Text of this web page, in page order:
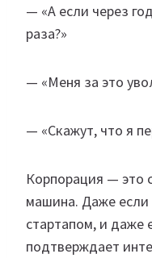
— «А если через
раза?»
— «Меня за это
— «Скажут, что я
Корпорация — это
машина. Даже если
стартапом, и даже
подтверждает